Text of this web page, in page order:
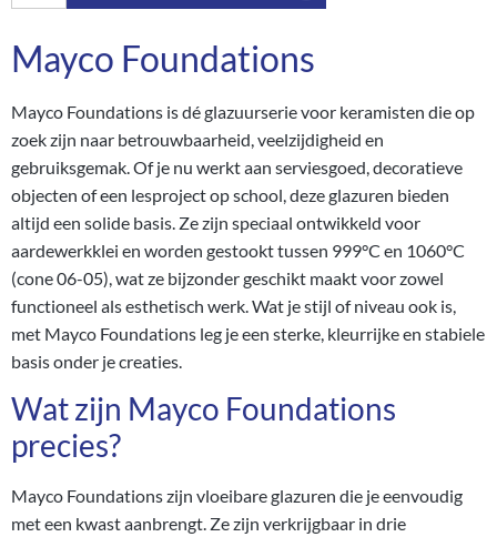
Mayco Foundations
Mayco Foundations is dé glazuurserie voor keramisten die op
zoek zijn naar betrouwbaarheid, veelzijdigheid en
gebruiksgemak. Of je nu werkt aan serviesgoed, decoratieve
objecten of een lesproject op school, deze glazuren bieden
altijd een solide basis. Ze zijn speciaal ontwikkeld voor
aardewerkklei en worden gestookt tussen 999°C en 1060°C
(cone 06-05), wat ze bijzonder geschikt maakt voor zowel
functioneel als esthetisch werk. Wat je stijl of niveau ook is,
met Mayco Foundations leg je een sterke, kleurrijke en stabiele
basis onder je creaties.
Wat zijn Mayco Foundations
precies?
Mayco Foundations zijn vloeibare glazuren die je eenvoudig
met een kwast aanbrengt. Ze zijn verkrijgbaar in drie